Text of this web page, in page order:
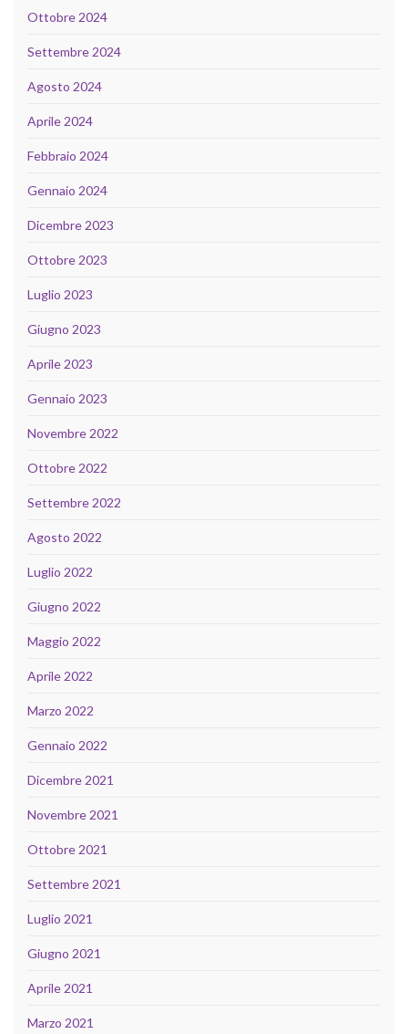
Ottobre 2024
Settembre 2024
Agosto 2024
Aprile 2024
Febbraio 2024
Gennaio 2024
Dicembre 2023
Ottobre 2023
Luglio 2023
Giugno 2023
Aprile 2023
Gennaio 2023
Novembre 2022
Ottobre 2022
Settembre 2022
Agosto 2022
Luglio 2022
Giugno 2022
Maggio 2022
Aprile 2022
Marzo 2022
Gennaio 2022
Dicembre 2021
Novembre 2021
Ottobre 2021
Settembre 2021
Luglio 2021
Giugno 2021
Aprile 2021
Marzo 2021